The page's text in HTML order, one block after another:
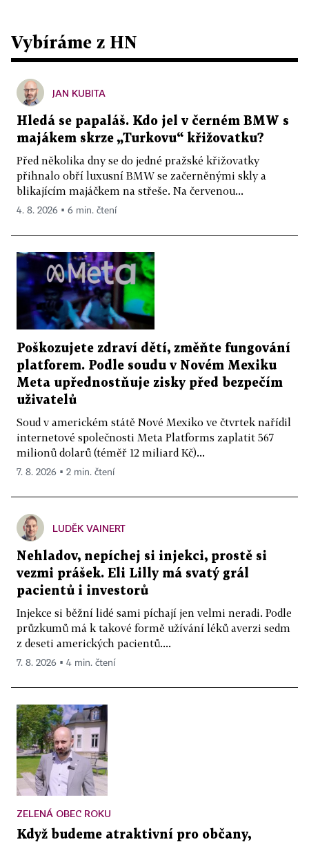
Vybíráme z HN
JAN KUBITA
Hledá se papaláš. Kdo jel v černém BMW s
majákem skrze „Turkovu“ křižovatku?
Před několika dny se do jedné pražské křižovatky
přihnalo obří luxusní BMW se začerněnými skly a
blikajícím majáčkem na střeše. Na červenou...
4. 8. 2026 ▪ 6 min. čtení
Poškozujete zdraví dětí, změňte fungování
platforem. Podle soudu v Novém Mexiku
Meta upřednostňuje zisky před bezpečím
uživatelů
Soud v americkém státě Nové Mexiko ve čtvrtek nařídil
internetové společnosti Meta Platforms zaplatit 567
milionů dolarů (téměř 12 miliard Kč)...
7. 8. 2026 ▪ 2 min. čtení
LUDĚK VAINERT
Nehladov, nepíchej si injekci, prostě si
vezmi prášek. Eli Lilly má svatý grál
pacientů i investorů
Injekce si běžní lidé sami píchají jen velmi neradi. Podle
průzkumů má k takové formě užívání léků averzi sedm
z deseti amerických pacientů....
7. 8. 2026 ▪ 4 min. čtení
ZELENÁ OBEC ROKU
Když budeme atraktivní pro občany,